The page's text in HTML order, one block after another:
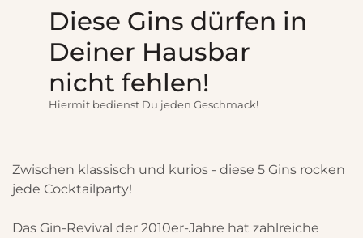
Diese Gins dürfen in
Deiner Hausbar
nicht fehlen!
Hiermit bedienst Du jeden Geschmack!
Zwischen klassisch und kurios - diese 5 Gins rocken
jede Cocktailparty!
Das Gin-Revival der 2010er-Jahre hat zahlreiche